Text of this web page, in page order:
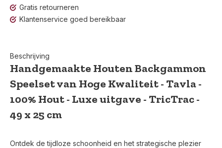
Gratis retourneren
Klantenservice goed bereikbaar
Beschrijving
Handgemaakte Houten Backgammon
Speelset van Hoge Kwaliteit - Tavla -
100% Hout - Luxe uitgave - TricTrac -
49 x 25 cm
Ontdek de tijdloze schoonheid en het strategische plezier